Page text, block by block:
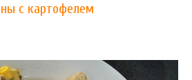
с картофелем